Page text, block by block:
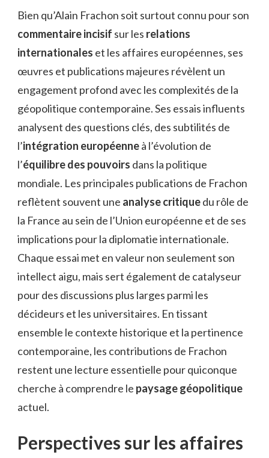
Bien qu’Alain Frachon soit surtout connu pour son
commentaire incisif sur les relations
internationales et les affaires européennes, ses
œuvres et publications majeures révèlent un
engagement profond avec les complexités de la
géopolitique contemporaine. Ses essais influents
analysent des questions clés, des subtilités de
l’intégration européenneà l’évolution de
l’équilibre des pouvoirs dans la politique
mondiale. Les principales publications de Frachon
reflètent souvent une analyse critiquedu rôle de
la France au sein de l’Union européenne et de ses
implications pour la diplomatie internationale.
Chaque essai met en valeur non seulement son
intellect aigu, mais sert également de catalyseur
pour des discussions plus larges parmi les
décideurs et les universitaires. En tissant
ensemble le contexte historique et la pertinence
contemporaine, les contributions de Frachon
restent une lecture essentielle pour quiconque
cherche à comprendre le paysage géopolitique
actuel.
Perspectives sur les affaires